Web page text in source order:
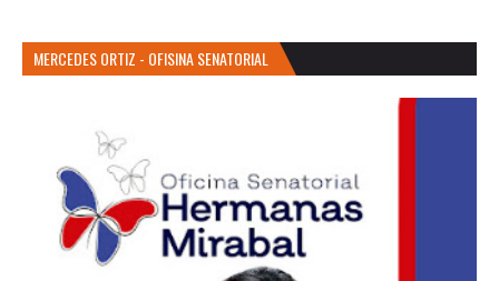
MERCEDES ORTIZ - OFISINA SENATORIAL